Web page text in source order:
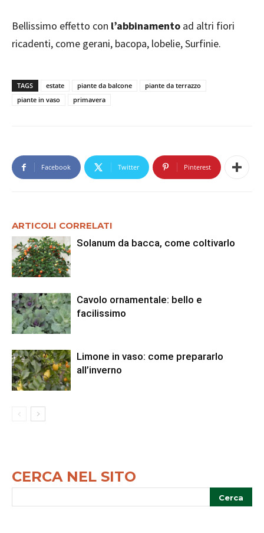
Bellissimo effetto con l’abbinamento ad altri fiori
ricadenti, come gerani, bacopa, lobelie, Surfinie.
TAGS estate piante da balcone
piante da terrazzo
piante in vaso
primavera
Facebook Twitter Pinterest
ARTICOLI CORRELATI
Solanum da bacca, come coltivarlo
Cavolo ornamentale: bello e
facilissimo
Limone in vaso: come prepararlo
all’inverno
CERCA NEL SITO